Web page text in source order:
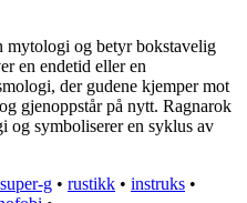
mytologi og betyr bokstavelig
en endetid eller en
der gudene kjemper mot
gjenoppstår på nytt. Ragnarok
og symboliserer en syklus av
super-g • rustikk • instruks •